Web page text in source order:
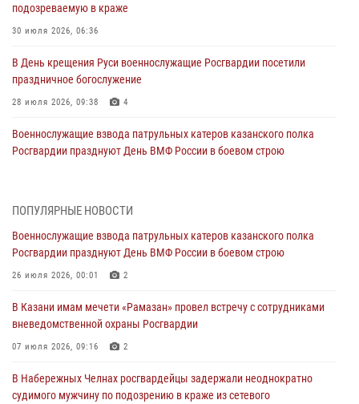
подозреваемую в краже
30 июля 2026, 06:36
В День крещения Руси военнослужащие Росгвардии посетили
праздничное богослужение
28 июля 2026, 09:38 4
Военнослужащие взвода патрульных катеров казанского полка
Росгвардии празднуют День ВМФ России в боевом строю
Татарстанские росгвардейцы завоевали «бронзу» в окружном этапе
24 июля 2026, 15:05
В казанском полку Росгвардии состоялся концерт певицы Кристины
В Нижнекамске сотрудники Росгвардии задержали подозреваемого
23 июля 2026, 06:47
ПОПУЛЯРНЫЕ НОВОСТИ
Военнослужащие взвода патрульных катеров казанского полка
Росгвардии празднуют День ВМФ России в боевом строю
26 июля 2026, 00:01 2
В Казани имам мечети «Рамазан» провел встречу с сотрудниками
вневедомственной охраны Росгвардии
07 июля 2026, 09:16 2
В Набережных Челнах росгвардейцы задержали неоднократно
судимого мужчину по подозрению в краже из сетевого